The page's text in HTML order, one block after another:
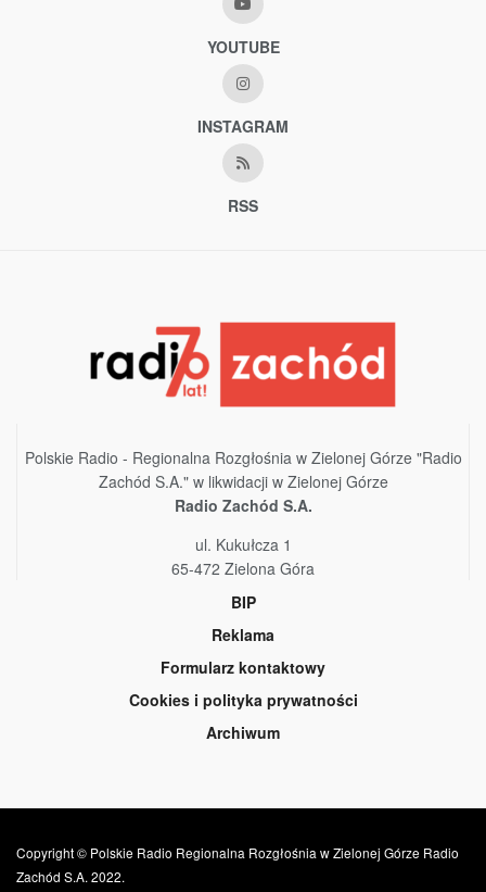
YOUTUBE
INSTAGRAM
RSS
Polskie Radio - Regionalna Rozgłośnia w Zielonej Górze "Radio
Zachód S.A." w likwidacji w Zielonej Górze
Radio Zachód S.A.
ul. Kukułcza 1
65-472 Zielona Góra
BIP
Reklama
Formularz kontaktowy
Cookies i polityka prywatności
Archiwum
Copyright © Polskie Radio Regionalna Rozgłośnia w Zielonej Górze Radio
Zachód S.A. 2022.